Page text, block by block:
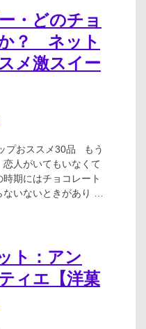
・どのチョ
？ ネット
メ激スイー
プおススメ30品 もう
人がいてもいなくて
期にはチョコレート
いないときがあり …
ト：アン
ィエ【洋菓